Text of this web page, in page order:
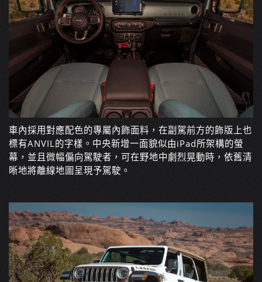
車內採用對應配色的專屬內飾面料，在副駕前方的飾版上也
標有ANVIL的字樣。中央新增一面貌似由iPad所架構的螢
幕，並且微幅偏向駕駛者，可在野地中劇烈晃動時，依舊清
晰地將離線地圖呈現予駕駛。